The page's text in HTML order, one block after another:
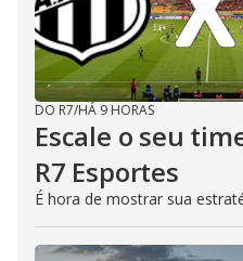
DO R7/HÁ 9 HORAS
Escale o seu
R7 Esportes
É hora de mostrar sua